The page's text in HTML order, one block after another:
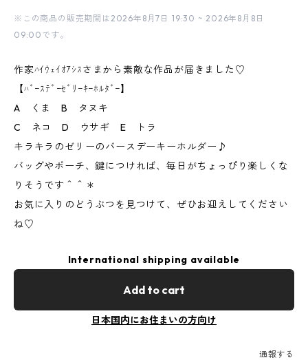
※この商品の販売期間は2026年8月7日 19:30 ~ 2026年8月8日
09:00です。
作家ﾊｲｳｪｲｵｱｼｽさまから素敵な作品が届きました♡
【ﾊﾞｰｽﾃﾞｰｾﾞﾘｰｷｰﾎﾙﾀﾞｰ】
A くま B タヌキ
C ネコ D ウサギ E トラ
キラキラのゼリーのバースデーキーホルダー♪
バッグやポーチ、鍵につければ、毎日がちょっぴり楽しくな
りそうです＾＾＊
お気に入りのどうぶつを見つけて、ぜひお迎えしてください
ね♡
International shipping available
Add to cart
日本国内にお住まいの方向け
通報する